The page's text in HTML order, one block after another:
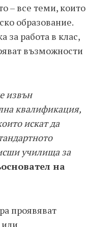
– все теми, които
образование.
за работа в клас,
възможности
извън
квалификация,
искат да
училища за
на
проявяват